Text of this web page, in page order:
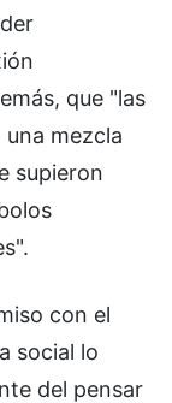
que "las
mezcla
supieron
con el
social lo
del pensar